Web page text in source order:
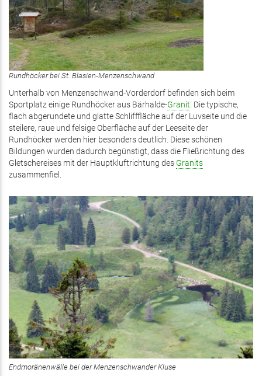
Rundhöcker bei St. Blasien-Menzenschwand
Unterhalb von Menzenschwand-Vorderdorf befinden sich beim
Sportplatz einige Rundhöcker aus Bärhalde-Granit. Die typische,
flach abgerundete und glatte Schlifffläche auf der Luvseite und die
steilere, raue und felsige Oberfläche auf der Leeseite der
Rundhöcker werden hier besonders deutlich. Diese schönen
Bildungen wurden dadurch begünstigt, dass die Fließrichtung des
Gletschereises mit der Hauptkluftrichtung des Granits
zusammenfiel.
Endmoränenwälle bei der Menzenschwander Kluse